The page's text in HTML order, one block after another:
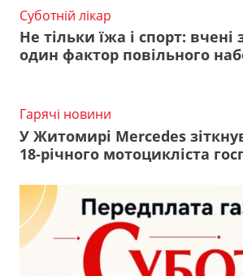
Суботній лікар
Не тільки їжа і спорт:
один фактор повільного
Гарячі новини
У Житомирі Mercedes
18-річного мотоцикліста